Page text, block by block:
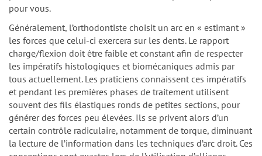
charge/flexion doit être faible et constant afin de respecter
les impératifs histologiques et biomécaniques admis par
tous actuellement. Les praticiens connaissent ces impératifs
et pendant les premières phases de traitement utilisent
souvent des fils élastiques ronds de petites sections, pour
générer des forces peu élevées. Ils se privent alors d’un
certain contrôle radiculaire, notamment de torque, diminuant
la lecture de l’information dans les techniques d’arc droit. Ces
conceptions sont exactes lors de l’utilisation d’alliages
conventionnels mais pas nécessairement avec des arcs
superélastiques et à mémoire de forme.